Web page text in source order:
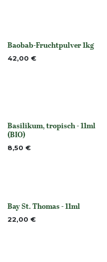
None
Baobab-Fruchtpulver 1kg
42,00 €
None
Basilikum, tropisch - 11ml
(BIO)
8,50 €
None
Bay St. Thomas - 11ml
22,00 €